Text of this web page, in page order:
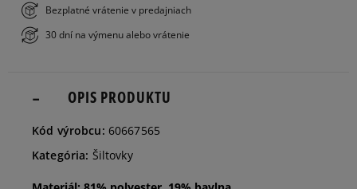
Bezplatné vrátenie v predajniach
30 dní na výmenu alebo vrátenie
OPIS PRODUKTU
Kód výrobcu: 60667565
Kategória: Šiltovky